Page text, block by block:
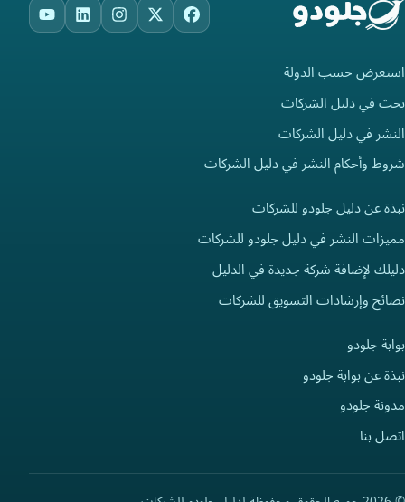
Facebook
X
Instagram
LinkedIn
استعرض حسب الدولة
بحث في دليل الشركات
النشر في دليل الشركات
شروط وأحكام النشر في دليل الشركات
نبذة عن دليل جلودو للشركات
مميزات النشر في دليل جلودو للشركات
دليلك لإضافة شركة جديدة في الدليل
نصائح وإرشادات التسويق للشركات
بوابة جلودو
نبذة عن بوابة جلودو
مدونة جلودو
اتصل بنا